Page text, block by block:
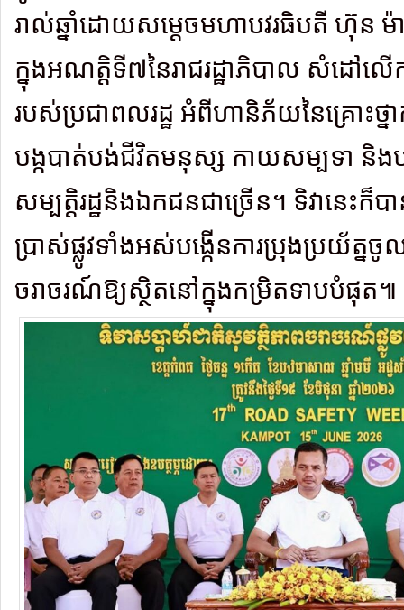
រាល់ឆ្នាំដោយសម្តេចមហាបវរធិបតី ហ៊ុន ម៉
ក្នុងអណត្តិទី៧នៃរាជរដ្ឋាភិបាល សំដៅ
របស់ប្រជាពលរដ្ឋ អំពីហានិភ័យនៃគ្រោះថ្
បង្កបាត់បង់ជីវិតមនុស្ស កាយសម្បទា និងប
សម្បត្តិរដ្ឋនិងឯកជនជាច្រើន។ ទិវានេះក៏ប
ប្រាស់ផ្លូវទាំងអស់បង្កើនការប្រុងប្រយ័ត្នចូ
ចរាចរណ៍ឱ្យស្ថិតនៅក្នុងកម្រិតទាបបំផុត៕